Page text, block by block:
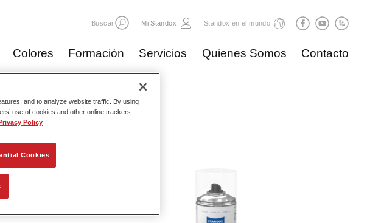
Buscar Mi Standox Standox en el mundo
Colores Formación Servicios Quienes Somos Contacto
de productos
and to analyze website traffic. By using
use of cookies and other online trackers.
Policy
Cookies